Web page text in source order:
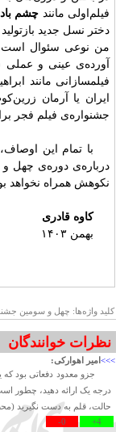
فیلم‌اولی مانند چشم
دختر نسل جدید
من نوعی سئوال است
آورده‌ی عینی و عملی
فیلمسازانی مانند
ایران یا آرمان
جشنواره‌ی فیلم فجر
با تمام این
درباره‌ی دوره‌ی چهل
نکوهش همراه نخواهد
کاوه قادری
بهمن ۱۴۰۳
کلید واژه‌ها: چهل و سومین
نظرات خوانندگان
>>> امیر اهوارکی:
جزو معدود دفعاتی بود
درجه یک ارائه دهید، چطور
حالت، قلم به دست نگیرید
4+
0-